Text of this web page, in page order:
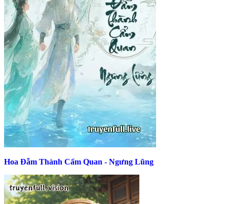
Hoa Đẫm Thành Cẩm Quan - Ngưng Lũng